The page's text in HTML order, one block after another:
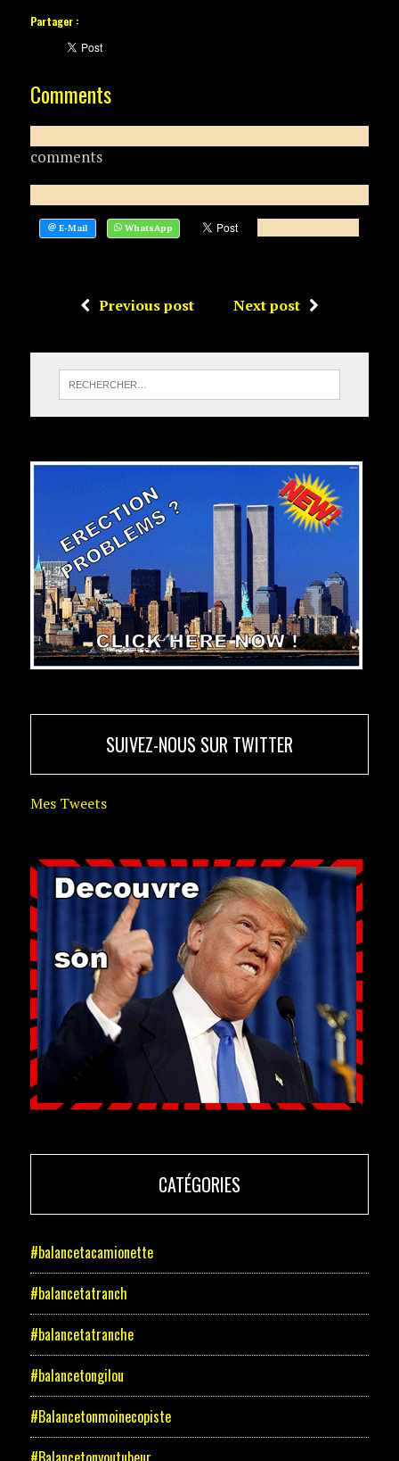
Partager :
Comments
comments
Previous post Next post
SUIVEZ-NOUS SUR TWITTER
Mes Tweets
CATÉGORIES
#balancetacamionette
#balancetatranch
#balancetatranche
#balancetongilou
#Balancetonmoinecopiste